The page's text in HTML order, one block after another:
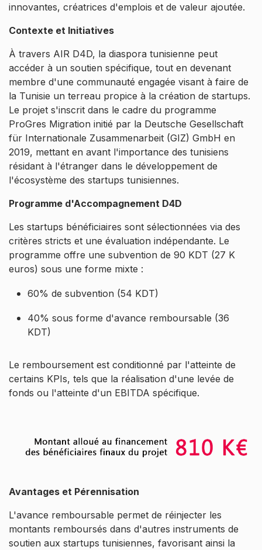
innovantes, créatrices d'emplois et de valeur ajoutée.
Contexte et Initiatives
À travers AIR D4D, la diaspora tunisienne peut
accéder à un soutien spécifique, tout en devenant
membre d'une communauté engagée visant à faire de
la Tunisie un terreau propice à la création de startups.
Le projet s'inscrit dans le cadre du programme
ProGres Migration initié par la Deutsche Gesellschaft
für Internationale Zusammenarbeit (GIZ) GmbH en
2019, mettant en avant l'importance des tunisiens
résidant à l'étranger dans le développement de
l'écosystème des startups tunisiennes.
Programme d'Accompagnement D4D
Les startups bénéficiaires sont sélectionnées via des
critères stricts et une évaluation indépendante. Le
programme offre une subvention de 90 KDT (27 K
euros) sous une forme mixte :
60% de subvention (54 KDT)
40% sous forme d'avance remboursable (36
KDT)
Le remboursement est conditionné par l'atteinte de
certains KPIs, tels que la réalisation d'une levée de
fonds ou l'atteinte d'un EBITDA spécifique.
Avantages et Pérennisation
L'avance remboursable permet de réinjecter les
montants remboursés dans d'autres instruments de
soutien aux startups tunisiennes, favorisant ainsi la